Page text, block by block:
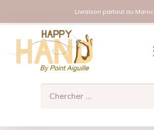
Livraison partout au Maroc